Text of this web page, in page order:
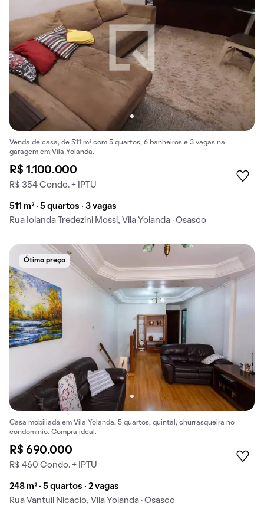
Venda de casa, de 511 m² com 5 quartos, 6 banheiros e 3 vagas na
garagem em Vila Yolanda.
R$ 1.100.000
R$ 354 Condo. + IPTU
511 m² · 5 quartos · 3 vagas
Rua Iolanda Tredezini Mossi, Vila Yolanda · Osasco
Ótimo preço
Casa mobiliada em Vila Yolanda, 5 quartos, quintal, churrasqueira no
condomínio. Compra ideal.
R$ 690.000
R$ 460 Condo. + IPTU
248 m² · 5 quartos · 2 vagas
Rua Vantuil Nicácio, Vila Yolanda · Osasco